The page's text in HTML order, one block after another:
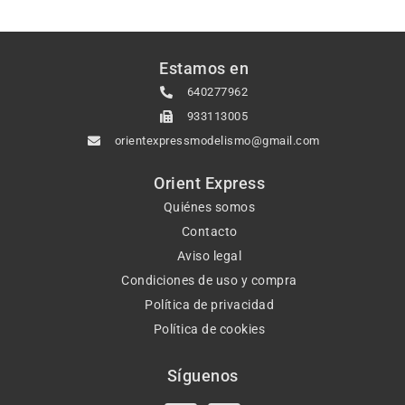
Estamos en
640277962
933113005
orientexpressmodelismo@gmail.com
Orient Express
Quiénes somos
Contacto
Aviso legal
Condiciones de uso y compra
Política de privacidad
Política de cookies
Síguenos